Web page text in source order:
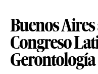
Buenos Aires
Congreso